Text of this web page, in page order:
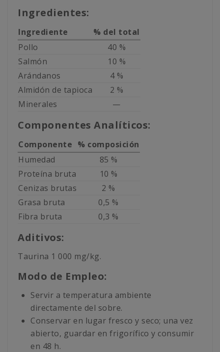
Ingredientes:
Ingrediente
% del total
Pollo
40 %
Salmón
10 %
Arándanos
4 %
Almidón de tapioca
2 %
Minerales
—
Componentes Analíticos:
Componente % composición
Humedad
85 %
Proteína bruta
10 %
Cenizas brutas
2 %
Grasa bruta
0,5 %
Fibra bruta
0,3 %
Aditivos:
Taurina 1 000 mg/kg.
Modo de Empleo:
Servir a temperatura ambiente
directamente del sobre.
Conservar en lugar fresco y seco; una vez
abierto, guardar en frigorífico y consumir
en 48 h.